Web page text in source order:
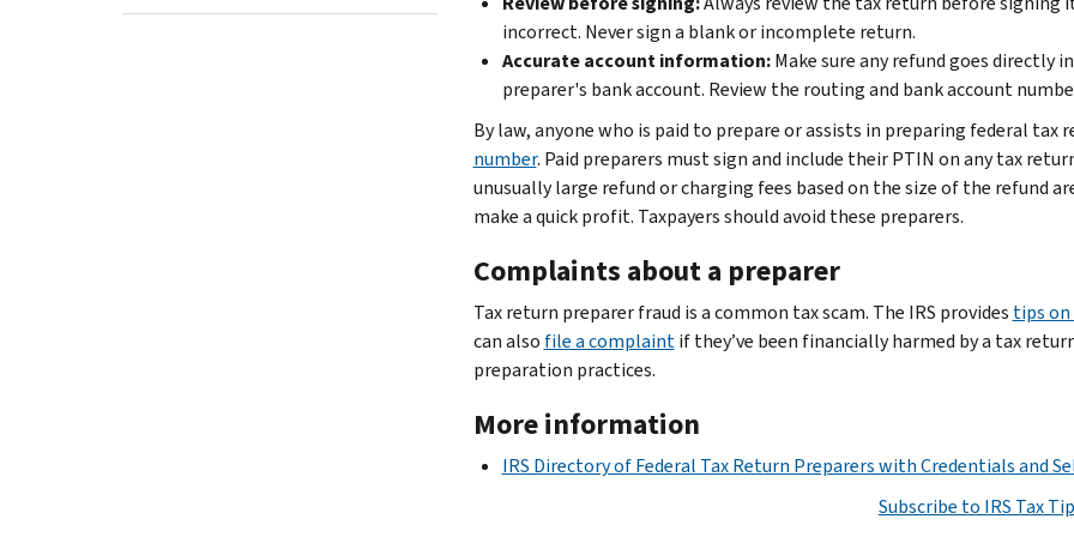
incorrect. Never sign a blank or incomplete return.
Accurate account information:Make sure any refund goes
preparer's bank account. Review the routing and bank account
By law, anyone who is paid to prepare or assists in preparing federal tax
number. Paid preparers must sign and include their PTIN on any tax
unusually large refund or charging fees based on the size of the refund
make a quick profit. Taxpayers should avoid these preparers.
Complaints about a preparer
Tax return preparer fraud is a common tax scam. The IRS provides tips on
can also file a complaintif they’ve been financially harmed by a tax
preparation practices.
More information
IRS Directory of Federal Tax Return Preparers with Credentials and
Subscribe to IRS Tax